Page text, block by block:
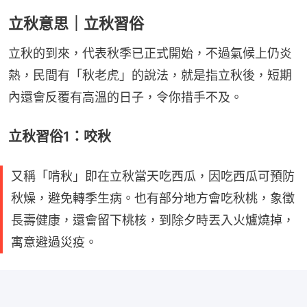
立秋意思｜立秋習俗
立秋的到來，代表秋季已正式開始，不過氣候上仍炎
熱，民間有「秋老虎」的說法，就是指立秋後，短期
內還會反覆有高溫的日子，令你措手不及。
立秋習俗1：咬秋
又稱「啃秋」即在立秋當天吃西瓜，因吃西瓜可預防
秋燥，避免轉季生病。也有部分地方會吃秋桃，象徵
長壽健康，還會留下桃核，到除夕時丟入火爐燒掉，
寓意避過災疫。